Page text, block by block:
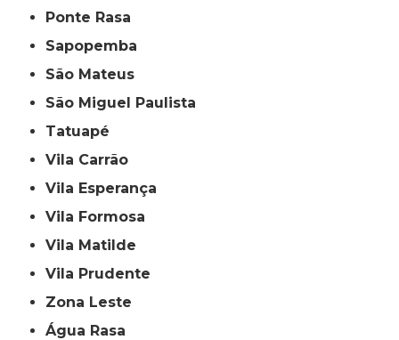
Ponte Rasa
Sapopemba
São Mateus
São Miguel Paulista
Tatuapé
Vila Carrão
Vila Esperança
Vila Formosa
Vila Matilde
Vila Prudente
Zona Leste
Água Rasa